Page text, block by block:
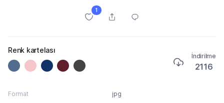
1
Renk kartelası
İndirilme
2116
Format
jpg